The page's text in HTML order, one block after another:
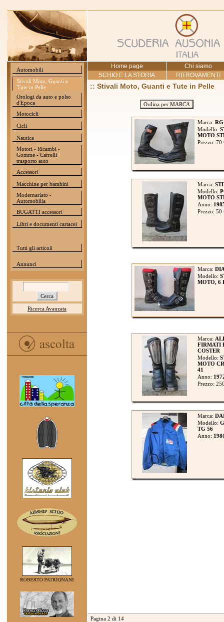
Automobili
Stivali Moto, Guanti e
Tute in Pelle
Orologi da auto e polso
d'Epoca
Motocicli
Cicli
Nautica
Motori - Ricambi -
Gomme - Carrelli
trasporto auto
Accessori
Macchine per bambini
Modernariato -
Automobilia
BUGATTI accessori
Libri e documenti cartacei
Tutti gli articoli
Annunci
Ricerca Avanzata
Home page
Chi siamo
SCHIO E LA STORIA
RITROVAMENTI
:: Stivali Moto, Guanti e Tute in Pelle
Ordina per MARCA
Marca: RG
Modello:
MOTO
Prezzo: 70
Marca:
Modello:
MOTO
Anno:
Prezzo: 50
Marca:
Modello:
MOTO, 6
Marca:
FIRMATI
COSTER
Modello:
MOTO
41
Anno:
Prezzo:
Marca:
Modello:
TG 56
Anno:
Pagina 2 di 14